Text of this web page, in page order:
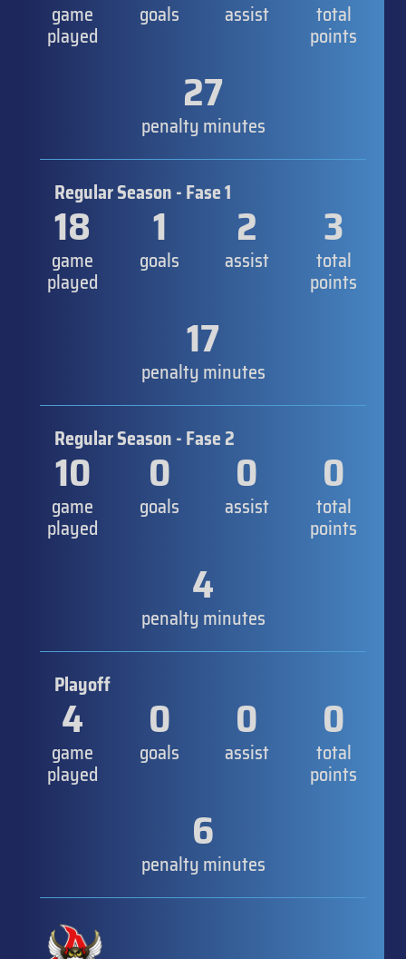
game
played
goals assist total
points
27
penalty minutes
Regular Season - Fase 1
18
game
played
1
goals
2
assist
3
total
points
17
penalty minutes
Regular Season - Fase 2
10
game
played
0
goals
0
assist
0
total
points
4
penalty minutes
Playoff
4
game
played
0
goals
0
assist
0
total
points
6
penalty minutes